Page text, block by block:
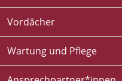
Vordächer
Wartung und Pflege